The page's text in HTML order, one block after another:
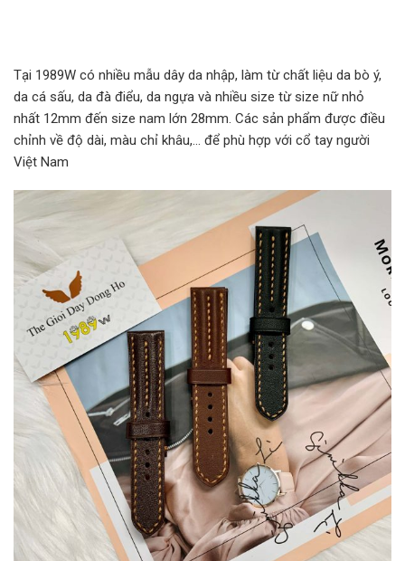
Tại 1989W có nhiều mẫu dây da nhập, làm từ chất liệu da bò ý,
da cá sấu, da đà điểu, da ngựa và nhiều size từ size nữ nhỏ
nhất 12mm đến size nam lớn 28mm. Các sản phẩm được điều
chỉnh về độ dài, màu chỉ khâu,… để phù hợp với cổ tay người
Việt Nam